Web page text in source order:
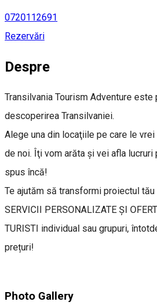
0720112691
Rezervări
Despre
Transilvania Tourism Adventure este
descoperirea Transilvaniei.
Alege una din locaţiile pe care le
de noi. Îţi vom arăta şi vei afla lucruri
spus încă!
Te ajutăm să transformi proiectul
SERVICII PERSONALIZATE ȘI
TURISTI individual sau grupuri,
prețuri!
Photo Gallery